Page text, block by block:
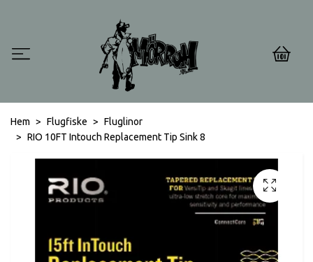
0
Hem Flugfiske
Fluglinor
RIO 10FT Intouch Replacement Tip Sink 8